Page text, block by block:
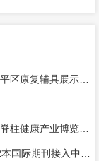
心研讨两大健康工程落地
产业博览会邀请函
DOI，打通学术溯源通道